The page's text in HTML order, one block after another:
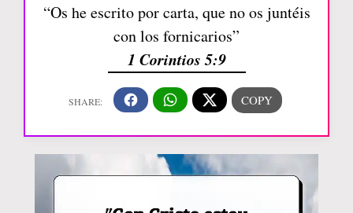
“Os he escrito por carta, que no os juntéis
con los fornicarios”
1 Corintios 5:9